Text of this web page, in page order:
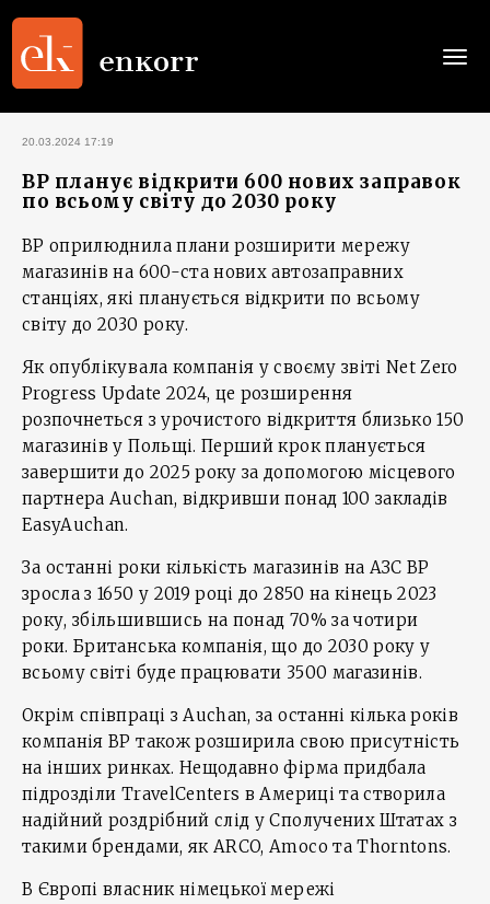
20.03.2024 17:19
BP планує відкрити 600 нових заправок
по всьому світу до 2030 року
BP оприлюднила плани розширити мережу
магазинів на 600-ста нових автозаправних
станціях, які планується відкрити по всьому
світу до 2030 року.
Як опублікувала компанія у своєму звіті Net Zero
Progress Update 2024, це розширення
розпочнеться з урочистого відкриття близько 150
магазинів у Польщі. Перший крок планується
завершити до 2025 року за допомогою місцевого
партнера Auchan, відкривши понад 100 закладів
EasyAuchan.
За останні роки кількість магазинів на АЗС BP
зросла з 1650 у 2019 році до 2850 на кінець 2023
року, збільшившись на понад 70% за чотири
роки. Британська компанія, що до 2030 року у
всьому світі буде працювати 3500 магазинів.
Окрім співпраці з Auchan, за останні кілька років
компанія BP також розширила свою присутність
на інших ринках. Нещодавно фірма придбала
підрозділи TravelCenters в Америці та створила
надійний роздрібний слід у Сполучених Штатах з
такими брендами, як ARCO, Amoco та Thorntons.
В Європі власник німецької мережі